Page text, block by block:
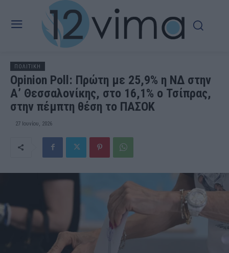
ΠΟΛΙΤΙΚΗ
Opinion Poll: Πρώτη με 25,9% η ΝΔ στην
Α’ Θεσσαλονίκης, στο 16,1% ο Τσίπρας,
στην πέμπτη θέση το ΠΑΣΟΚ
27 Ιουνίου, 2026